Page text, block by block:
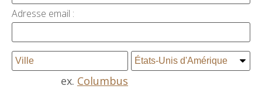
Adresse email :
ex. Columbus